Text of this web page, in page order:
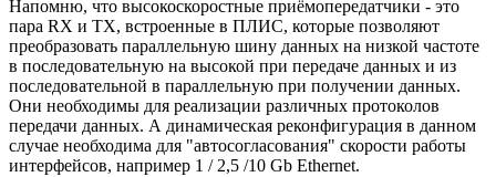
Напомню, что высокоскоростные приёмопередатчики - это
пара RX и TX, встроенные в ПЛИС, которые позволяют
преобразовать параллельную шину данных на низкой частоте
в последовательную на высокой при передаче данных и из
последовательной в параллельную при получении данных.
Они необходимы для реализации различных протоколов
передачи данных. А динамическая реконфигурация в данном
случае необходима для "автосогласования" скорости работы
интерфейсов, например 1 / 2,5 /10 Gb Ethernet.